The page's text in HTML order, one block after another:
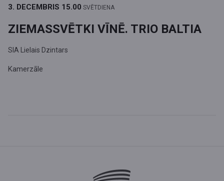
3. DECEMBRIS 15.00 SVĒTDIENA
ZIEMASSVĒTKI VĪNĒ. TRIO BALTIA
SIA Lielais Dzintars
Kamerzāle